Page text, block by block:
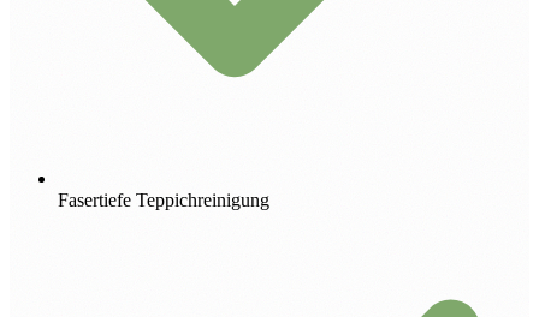
Fasertiefe Teppichreinigung